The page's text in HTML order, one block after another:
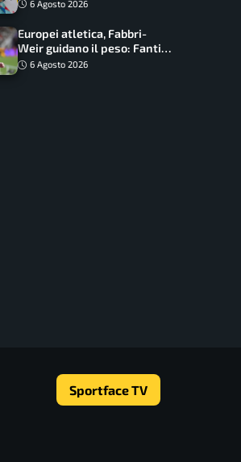
6 Agosto 2026
Europei atletica, Fabbri-
Weir guidano il peso: Fantini
difende il titolo nel martello
6 Agosto 2026
Sportface TV